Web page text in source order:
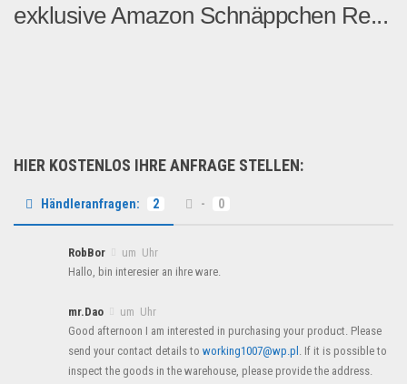
exklusive Amazon Schnäppchen Re...
HIER KOSTENLOS IHRE ANFRAGE STELLEN:
Händleranfragen: 2 - 0
RobBor
um Uhr
Hallo, bin interesier an ihre ware.
mr.Dao
um Uhr
Good afternoon I am interested in purchasing your product. Please
send your contact details to working1007@wp.pl . If it is possible to
inspect the goods in the warehouse, please provide the address.